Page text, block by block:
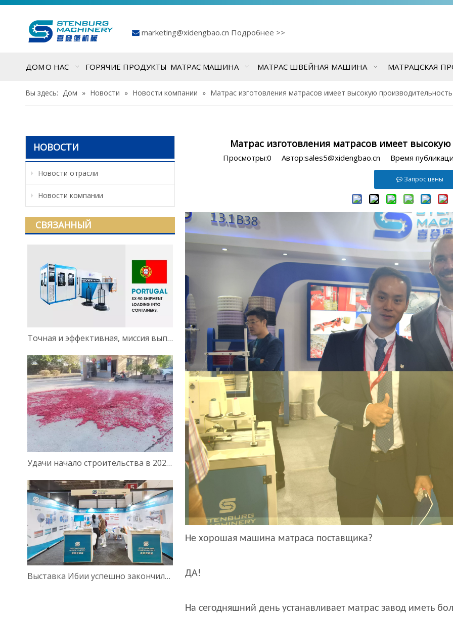
 marketing@xidengbao.cn Подробнее >>
ДОМО НАС ГОРЯЧИЕ ПРОДУКТЫ МАТРАС МАШИНА МАТРАС ШВЕЙНАЯ МАШИНА МАТРАЦСКАЯ
Вы здесь: Дом » Новости » Новости компании » Матрас изготовления матрасов имеет высокую
НОВОСТИ
Новости отрасли
Новости компании
СВЯЗАННЫЙ
Точная и эффективная, миссия выполнена: полностью автоматическая линия транспортировки пружин Bonnell для нашего португальского клиента успешно загружена и отправлена
Удачи начало строительства в 2025 году
Выставка Ибии успешно закончилась ｜ с нетерпением жду встречи с вами в следующий раз в следующий раз
Матрас изготовления матрасов имеет
Просмотры:0 Автор:sales5@xidengbao.cn Время
Запрос цены
Не хорошая машина матраса поставщика?
ДА!
На сегодняшний день устанавливает матрас завод иметь